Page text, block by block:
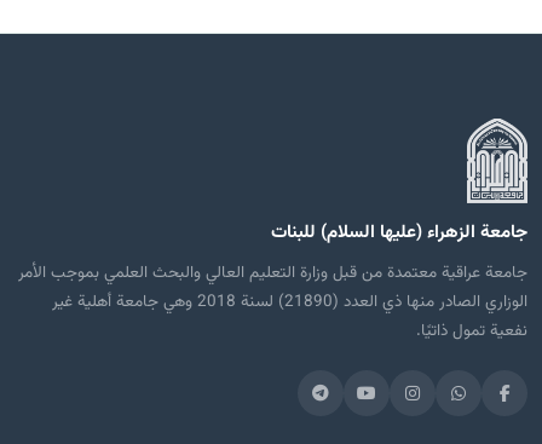
جامعة الزهراء (عليها السلام) للبنات
جامعة عراقية معتمدة من قبل وزارة التعليم العالي والبحث العلمي بموجب الأمر
الوزاري الصادر منها ذي العدد (21890) لسنة 2018 وهي جامعة أهلية غير
نفعية تمول ذاتيًا.